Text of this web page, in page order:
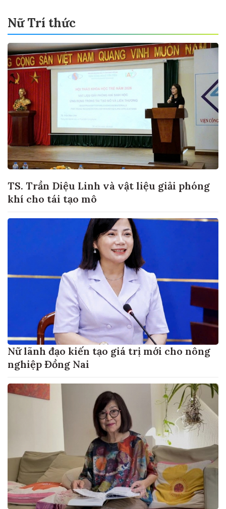
Nữ Trí thức
TS. Trần Diệu Linh và vật liệu giải phóng
khí cho tái tạo mô
Nữ lãnh đạo kiến tạo giá trị mới cho nông
nghiệp Đồng Nai